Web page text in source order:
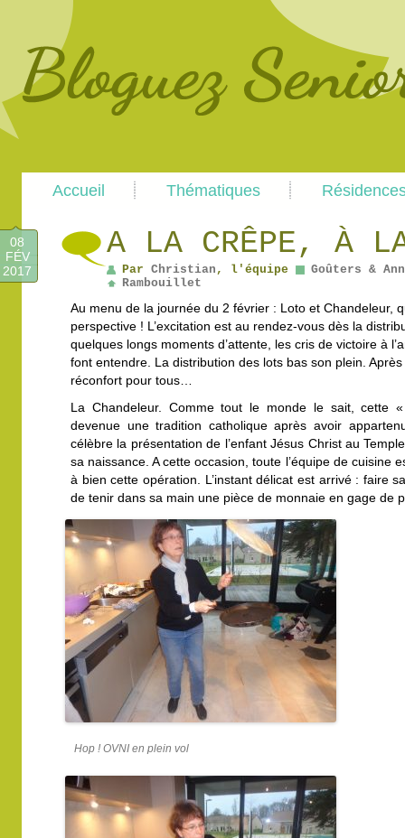
menu
content
content
Accueil Thématiques
A LA CRÊPE, À
08
FÉV
2017
Par Christian , l'équipe
Goûters &
Rambouillet
Au menu de la journée du 2 février : Loto et Chandeleur,
perspective ! L’excitation est au rendez-vous dès la
quelques longs moments d’attente, les cris de victoire à
font entendre. La distribution des lots bas son plein.
réconfort pour tous…
La Chandeleur. Comme tout le monde le sait, cette
devenue une tradition catholique après avoir
célèbre la présentation de l’enfant Jésus Christ au
sa naissance. A cette occasion, toute l’équipe de cuisine
à bien cette opération. L’instant délicat est arrivé : faire
de tenir dans sa main une pièce de monnaie en gage de
Hop ! OVNI en plein vol